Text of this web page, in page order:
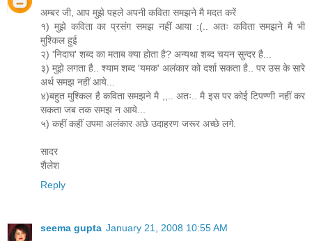
अम्बर जी, आप मुझे पहले अपनी कविता समझने मै मदत करें
१) मुझे कविता का प्रसंग समझ नहीं आया :(.. अतः कविता समझने मै भी
मुश्किल हुई
२) 'निदाघ' शब्द का मताब क्या होता है? अन्यथा शब्द चयन सुन्दर है...
३) मुझे लगता है.. श्याम शब्द 'यमक' अलंकार को दर्शा सकता है.. पर उस के सारे
अर्थ समझ नहीं आये...
४)बहुत मुश्किल है कविता समझने मै ,,.. अतः.. मै इस पर कोई टिपण्णी नहीं कर
सकता जब तक समझ न आये...
५) कहीं कहीं उपमा अलंकार अछे उदाहरण जरूर अच्छे लगे.
सादर
शैलेश
Reply
seema gupta January 21, 2008 10:55 AM